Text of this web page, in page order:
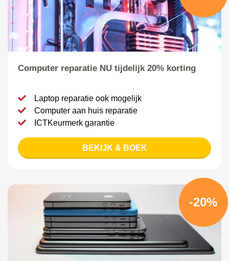
Computer reparatie NU tijdelijk 20% korting
Laptop reparatie ook mogelijk
Computer aan huis reparatie
ICTKeurmerk garantie
BEKIJK & BOEK
-20%